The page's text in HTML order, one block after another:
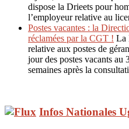
dispose la Drieets pour
l’employeur relative au
Postes vacantes : la
réclamées par la CGT ! La
relative aux postes de
jour des postes vacants au
semaines après la
Infos Nationales